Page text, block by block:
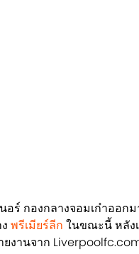
อร์ กองกลางจอมเก๋าออก
พรีเมียร์ลีก ในขณะนี้ หลัง
ยงานจาก